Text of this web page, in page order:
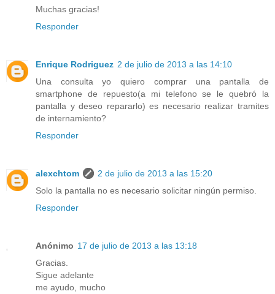
Muchas gracias!
Responder
Enrique Rodriguez 2 de julio de 2013 a las 14:10
Una consulta yo quiero comprar una pantalla de
smartphone de repuesto(a mi telefono se le quebró la
pantalla y deseo repararlo) es necesario realizar tramites
de internamiento?
Responder
alexchtom
2 de julio de 2013 a las 15:20
Solo la pantalla no es necesario solicitar ningún permiso.
Responder
Anónimo 17 de julio de 2013 a las 13:18
Gracias.
Sigue adelante
me ayudo, mucho